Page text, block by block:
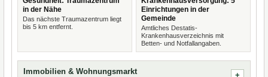
in der Nähe
Das nächste Traumazentrum liegt
bis 5 km entfernt.
Einrichtungen in der
Gemeinde
Amtliches Destatis-
Krankenhausverzeichnis mit
Betten- und Notfallangaben.
Immobilien & Wohnungsmarkt